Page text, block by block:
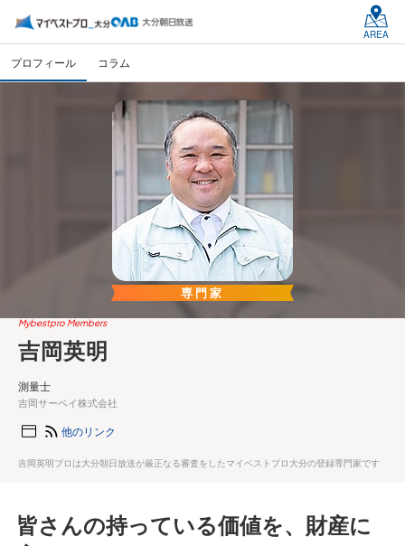
AREA
プロフィール コラム
専門家
Mybestpro Members
吉岡英明
測量士
吉岡サーベイ株式会社
他のリンク
吉岡英明プロは大分朝日放送が厳正なる審査をしたマイベストプロ大分の登録専門家です
皆さんの持っている価値を、財産に